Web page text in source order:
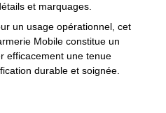
et marquages.
un usage opérationnel, cet
Mobile constitue un
efficacement une tenue
durable et soignée.